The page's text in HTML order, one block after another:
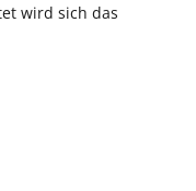
wird sich das